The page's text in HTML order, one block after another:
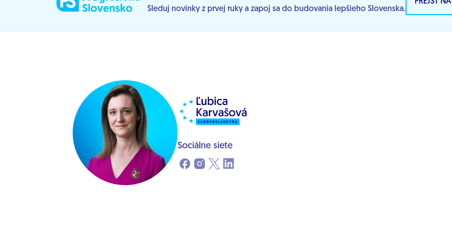
Sleduj novinky z prvej ruky a zapoj sa do budovania lepšieho Slovenska.
Sociálne siete